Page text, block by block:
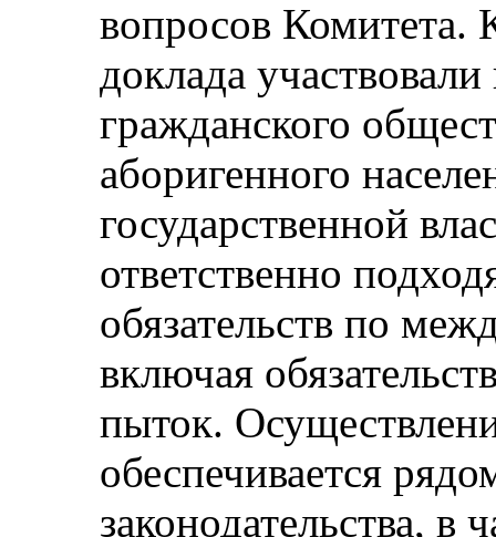
вопросов Комитета.
доклада
гражданского
аборигенного
государственной
ответственно
обязательств по
включая
пыток.
обеспечивается
законодательства, в